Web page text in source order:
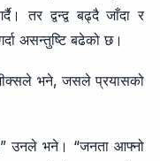
तर द्वन्द्व बढ्दै जाँदा र
असन्तुष्टि बढेको छ।
मीक्सले भने, जसले प्रयासको
उनले भने। “जनता आफ्नो